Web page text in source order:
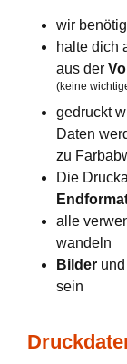
wir
halte dich
aus der
(keine
gedruckt
Daten
zu
Die
alle
wandeln
Bilder
sein